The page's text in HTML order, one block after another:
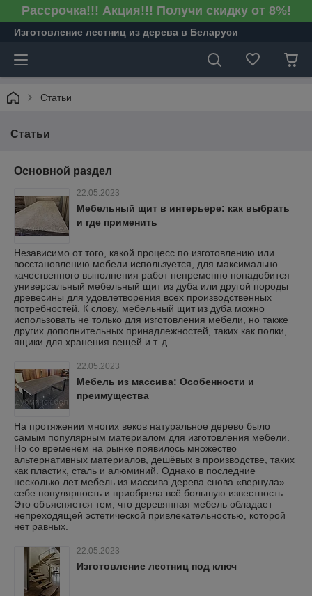
Рассрочка!!! Акция!!! Получи скидку от 8%!
Изготовление лестниц из дерева в Беларуси
Статьи
Статьи
Основной раздел
22.05.2023
Мебельный щит в интерьере: как выбрать
и где применить
Независимо от того, какой процесс по изготовлению или
восстановлению мебели используется, для максимально
качественного выполнения работ непременно понадобится
универсальный мебельный щит из дуба или другой породы
древесины для удовлетворения всех производственных
потребностей. К слову, мебельный щит из дуба можно
использовать не только для изготовления мебели, но также
других дополнительных принадлежностей, таких как полки,
ящики для хранения вещей и т. д.
22.05.2023
Мебель из массива: Особенности и
преимущества
На протяжении многих веков натуральное дерево было
самым популярным материалом для изготовления мебели.
Но со временем на рынке появилось множество
альтернативных материалов, дешёвых в производстве, таких
как пластик, сталь и алюминий. Однако в последние
несколько лет мебель из массива дерева снова «вернула»
себе популярность и приобрела всё большую известность.
Это объясняется тем, что деревянная мебель обладает
непреходящей эстетической привлекательностью, которой
нет равных.
22.05.2023
Изготовление лестниц под ключ